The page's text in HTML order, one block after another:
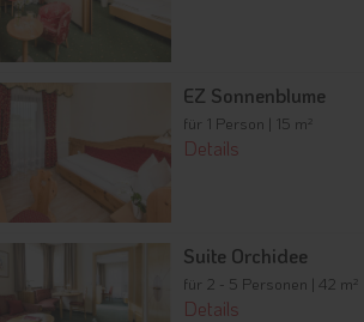
EZ Sonnenblume
für 1 Person | 15 m²
Details
Suite Orchidee
für 2 - 5 Personen | 42 m²
Details